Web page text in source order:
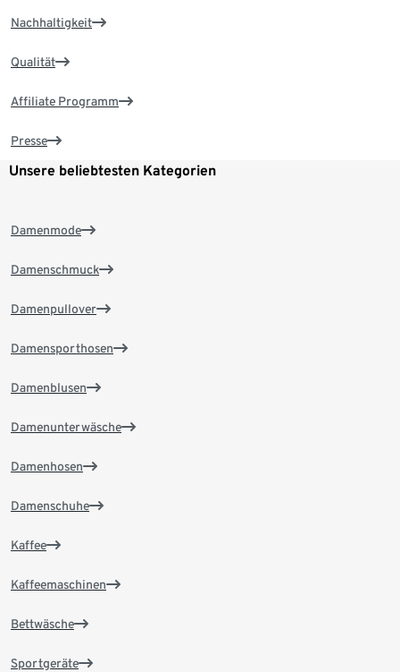
Nachhaltigkeit
Qualität
Affiliate Programm
Presse
Unsere beliebtesten Kategorien
Damenmode
Damenschmuck
Damenpullover
Damensporthosen
Damenblusen
Damenunterwäsche
Damenhosen
Damenschuhe
Kaffee
Kaffeemaschinen
Bettwäsche
Sportgeräte